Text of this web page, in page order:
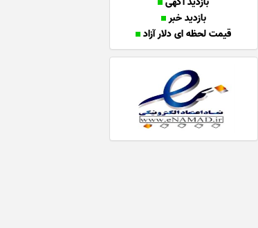
بازدید خبر
قیمت لحظه ای دلار آزاد